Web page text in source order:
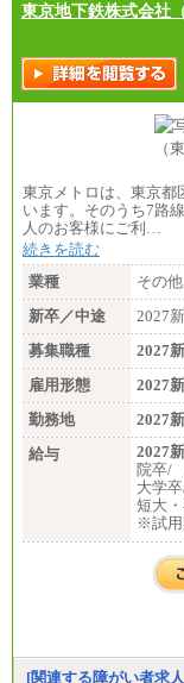
東京地下鉄株式会社
東京メトロは、東京都
います。そのうち7路
人のお客様にご利…
続きを読む
業種
その他
新卒／中途
2027
募集職種
2027
雇用形態
2027
勤務地
2027
給与
2027
院卒/
大学
短大
※試用
[関連する障がい者求